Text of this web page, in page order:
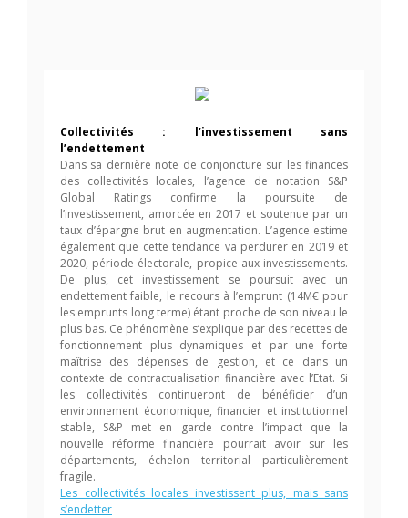
Collectivités : l’investissement sans
l’endettement
Dans sa dernière note de conjoncture sur les finances
des collectivités locales, l’agence de notation S&P
Global Ratings confirme la poursuite de
l’investissement, amorcée en 2017 et soutenue par un
taux d’épargne brut en augmentation. L’agence estime
également que cette tendance va perdurer en 2019 et
2020, période électorale, propice aux investissements.
De plus, cet investissement se poursuit avec un
endettement faible, le recours à l’emprunt (14M€ pour
les emprunts long terme) étant proche de son niveau le
plus bas. Ce phénomène s’explique par des recettes de
fonctionnement plus dynamiques et par une forte
maîtrise des dépenses de gestion, et ce dans un
contexte de contractualisation financière avec l’Etat. Si
les collectivités continueront de bénéficier d’un
environnement économique, financier et institutionnel
stable, S&P met en garde contre l’impact que la
nouvelle réforme financière pourrait avoir sur les
départements, échelon territorial particulièrement
fragile.
Les collectivités locales investissent plus, mais sans
s’endetter